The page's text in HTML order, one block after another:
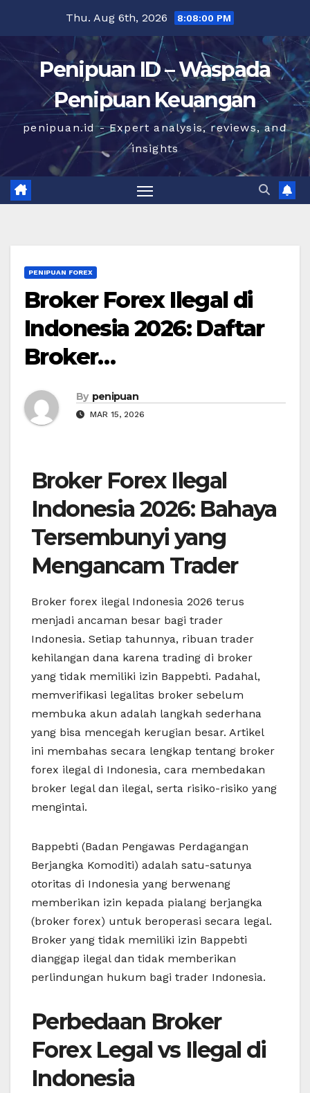
content
Thu. Aug 6th, 2026 8:08:01 PM
Penipuan ID – Waspada
Penipuan Keuangan
penipuan.id - Expert analysis, reviews, and
insights
PENIPUAN FOREX
Broker Forex Ilegal di
Indonesia 2026: Daftar
Broker…
By penipuan
MAR 15, 2026
Broker Forex Ilegal
Indonesia 2026: Bahaya
Tersembunyi yang
Mengancam Trader
Broker forex ilegal Indonesia 2026 terus
menjadi ancaman besar bagi trader
Indonesia. Setiap tahunnya, ribuan trader
kehilangan dana karena trading di broker
yang tidak memiliki izin Bappebti. Padahal,
memverifikasi legalitas broker sebelum
membuka akun adalah langkah sederhana
yang bisa mencegah kerugian besar. Artikel
ini membahas secara lengkap tentang broker
forex ilegal di Indonesia, cara membedakan
broker legal dan ilegal, serta risiko-risiko yang
mengintai.
Bappebti (Badan Pengawas Perdagangan
Berjangka Komoditi) adalah satu-satunya
otoritas di Indonesia yang berwenang
memberikan izin kepada pialang berjangka
(broker forex) untuk beroperasi secara legal.
Broker yang tidak memiliki izin Bappebti
dianggap ilegal dan tidak memberikan
perlindungan hukum bagi trader Indonesia.
Perbedaan Broker
Forex Legal vs Ilegal di
Indonesia